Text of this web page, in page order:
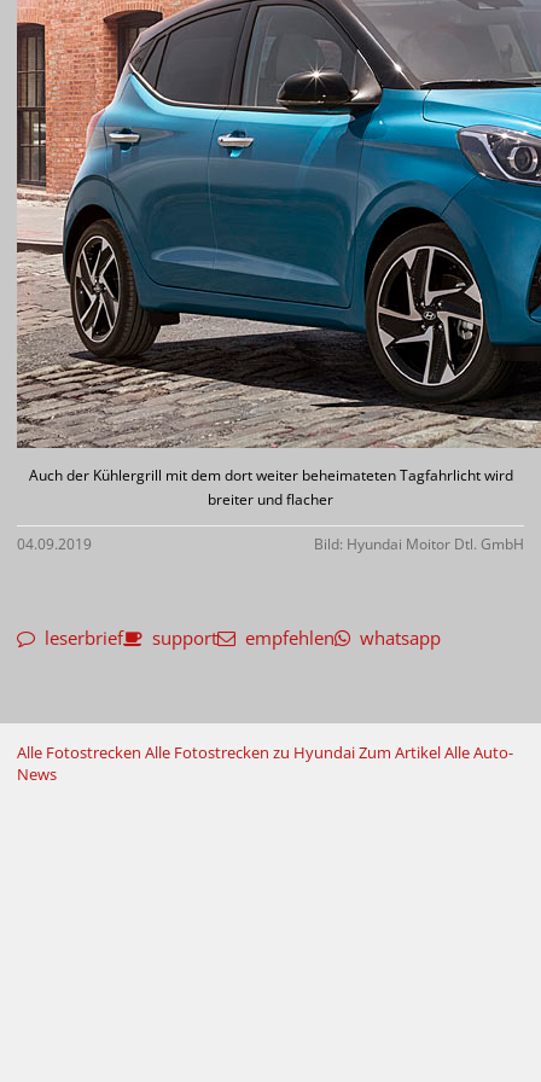
Auch der Kühlergrill mit dem dort weiter beheimateten Tagfahrlicht wird
breiter und flacher
04.09.2019 Bild: Hyundai Moitor Dtl. GmbH
leserbrief support empfehlen whatsapp
Alle Fotostrecken Alle Fotostrecken zu HyundaiZum ArtikelAlle Auto-
News